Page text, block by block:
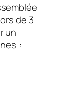
de 3
un
: